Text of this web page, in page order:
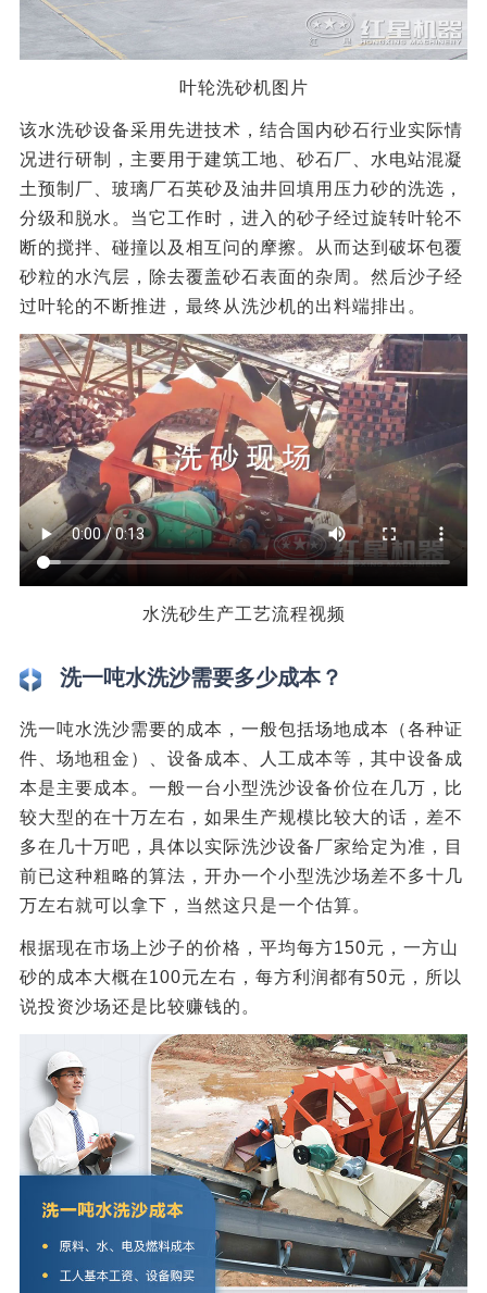
叶轮洗砂机图片
该水洗砂设备采用先进技术，结合国内砂石行业实际情
况进行研制，主要用于建筑工地、砂石厂、水电站混凝
土预制厂、玻璃厂石英砂及油井回填用压力砂的洗选，
分级和脱水。当它工作时，进入的砂子经过旋转叶轮不
断的搅拌、碰撞以及相互问的摩擦。从而达到破坏包覆
砂粒的水汽层，除去覆盖砂石表面的杂周。然后沙子经
过叶轮的不断推进，最终从洗沙机的出料端排出。
水洗砂生产工艺流程视频
洗一吨水洗沙需要多少成本？
洗一吨水洗沙需要的成本，一般包括场地成本（各种证
件、场地租金）、设备成本、人工成本等，其中设备成
本是主要成本。一般一台小型洗沙设备价位在几万，比
较大型的在十万左右，如果生产规模比较大的话，差不
多在几十万吧，具体以实际洗沙设备厂家给定为准，目
前已这种粗略的算法，开办一个小型洗沙场差不多十几
万左右就可以拿下，当然这只是一个估算。
根据现在市场上沙子的价格，平均每方150元，一方山
砂的成本大概在100元左右，每方利润都有50元，所以
说投资沙场还是比较赚钱的。